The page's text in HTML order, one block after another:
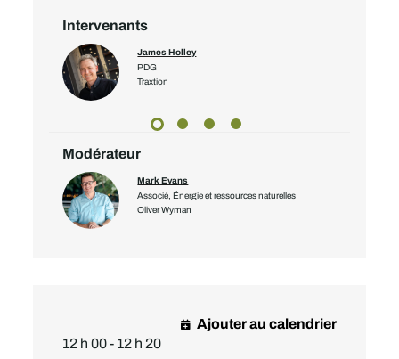
Intervenants
James Holley
PDG
Traxtion
Modérateur
Mark Evans
Associé, Énergie et ressources naturelles
Oliver Wyman
12 h 00 - 12 h 20
Ajouter au calendrier